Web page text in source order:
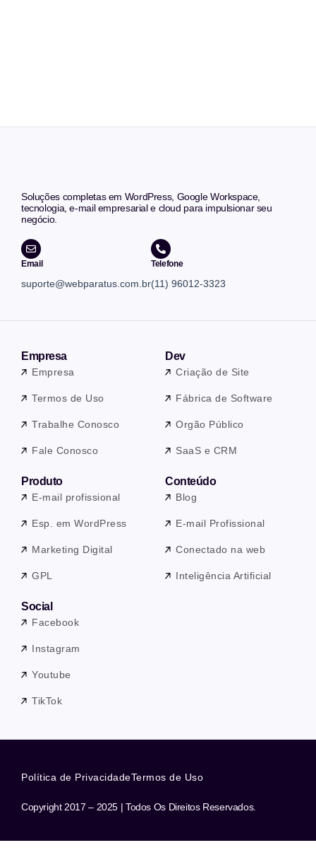
Soluções completas em WordPress, Google Workspace,
tecnologia, e-mail empresarial e cloud para impulsionar seu
negócio.
Email
suporte@webparatus.com.br
Telefone
(11) 96012-3323
Empresa
Empresa
Termos de Uso
Trabalhe Conosco
Fale Conosco
Dev
Criação de Site
Fábrica de Software
Orgão Público
SaaS e CRM
Produto
E-mail profissional
Esp. em WordPress
Marketing Digital
GPL
Conteúdo
Blog
E-mail Profissional
Conectado na web
Inteligência Artificial
Social
Facebook
Instagram
Youtube
TikTok
Copyright 2017 – 2025 | Todos Os Direitos Reservados.
Política de PrivacidadeTermos de Uso